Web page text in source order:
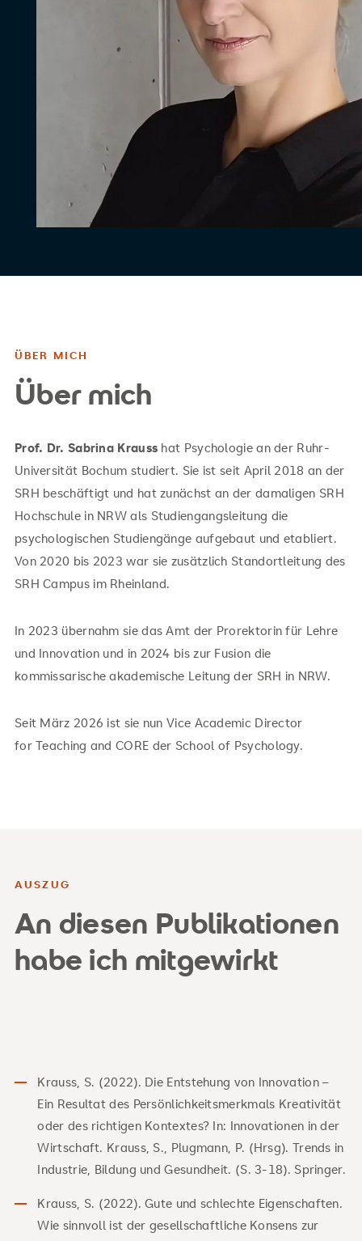
ÜBER MICH
Über mich
Prof. Dr. Sabrina Krauss hat Psychologie an der Ruhr-
Universität Bochum studiert. Sie ist seit April 2018 an der
SRH beschäftigt und hat zunächst an der damaligen SRH
Hochschule in NRW als Studiengangsleitung die
psychologischen Studiengänge aufgebaut und etabliert.
Von 2020 bis 2023 war sie zusätzlich Standortleitung des
SRH Campus im Rheinland.
In 2023 übernahm sie das Amt der Prorektorin für Lehre
und Innovation und in 2024 bis zur Fusion die
kommissarische akademische Leitung der SRH in NRW.
Seit März 2026 ist sie nun Vice Academic Director
for Teaching and CORE der School of Psychology.
AUSZUG
An diesen Publikationen
habe ich mitgewirkt
Krauss, S. (2022). Die Entstehung von Innovation –
Ein Resultat des Persönlichkeitsmerkmals Kreativität
oder des richtigen Kontextes? In: Innovationen in der
Wirtschaft. Krauss, S., Plugmann, P. (Hrsg). Trends in
Industrie, Bildung und Gesundheit. (S. 3-18). Springer.
Krauss, S. (2022). Gute und schlechte Eigenschaften.
Wie sinnvoll ist der gesellschaftliche Konsens zur